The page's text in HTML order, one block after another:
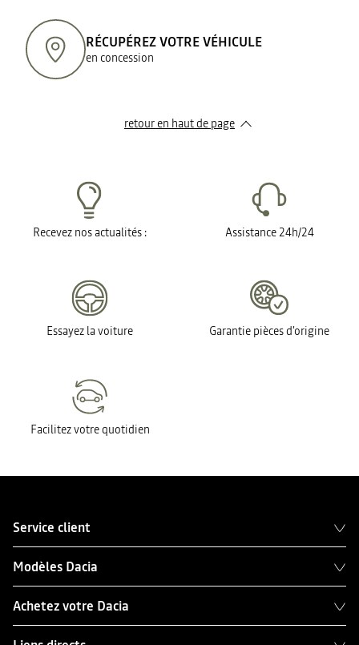
RÉCUPÉREZ VOTRE VÉHICULE
en concession
retour en haut de page​
Recevez nos actualités : Assistance 24h/24
Essayez la voiture Garantie pièces d'origine
Facilitez votre quotidien
Service client
Modèles Dacia
Achetez votre Dacia